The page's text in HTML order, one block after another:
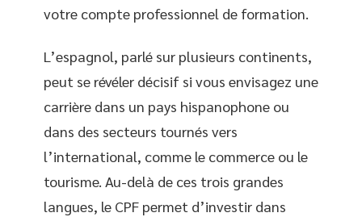
votre compte professionnel de formation.
L’espagnol, parlé sur plusieurs continents,
peut se révéler décisif si vous envisagez une
carrière dans un pays hispanophone ou
dans des secteurs tournés vers
l’international, comme le commerce ou le
tourisme. Au-delà de ces trois grandes
langues, le CPF permet d’investir dans